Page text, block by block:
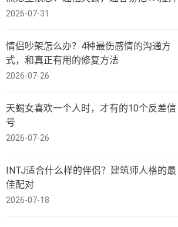
2026-07-31
情侣吵架怎么办？4种最伤感情的沟通方
式，和真正有用的修复方法
2026-07-26
天蝎女喜欢一个人时，才有的10个反差信
号
2026-07-26
INTJ适合什么样的伴侣？建筑师人格的最
佳配对
2026-07-18